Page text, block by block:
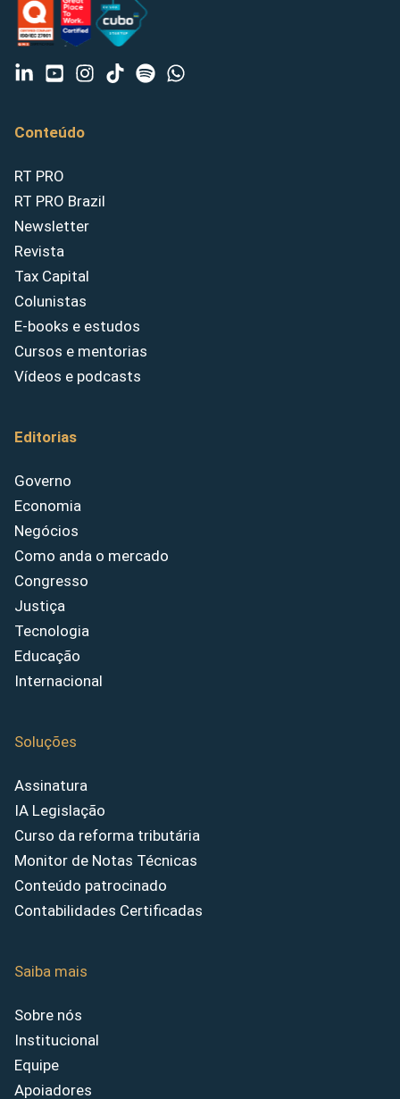
Conteúdo
RT PRO
RT PRO Brazil
Newsletter
Revista
Tax Capital
Colunistas
E-books e estudos
Cursos e mentorias
Vídeos e podcasts
Editorias
Governo
Economia
Negócios
Como anda o mercado
Congresso
Justiça
Tecnologia
Educação
Internacional
Soluções
Assinatura
IA Legislação
Curso da reforma tributária
Monitor de Notas Técnicas
Conteúdo patrocinado
Contabilidades Certificadas
Saiba mais
Sobre nós
Institucional
Equipe
Apoiadores